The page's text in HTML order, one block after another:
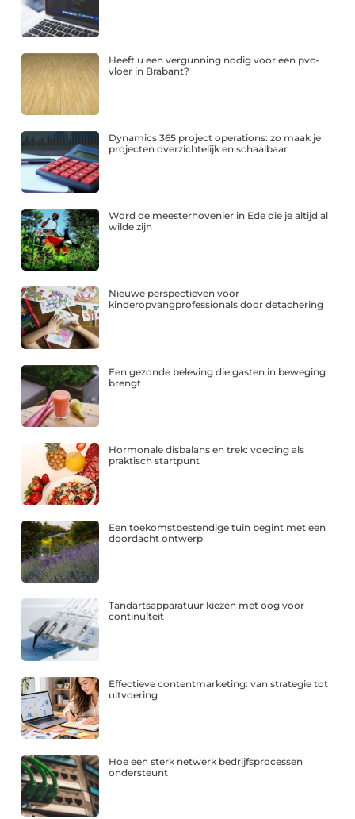
Heeft u een vergunning nodig voor een pvc-
vloer in Brabant?
Dynamics 365 project operations: zo maak je
projecten overzichtelijk en schaalbaar
Word de meesterhovenier in Ede die je altijd al
wilde zijn
Nieuwe perspectieven voor
kinderopvangprofessionals door detachering
Een gezonde beleving die gasten in beweging
brengt
Hormonale disbalans en trek: voeding als
praktisch startpunt
Een toekomstbestendige tuin begint met een
doordacht ontwerp
Tandartsapparatuur kiezen met oog voor
continuïteit
Effectieve contentmarketing: van strategie tot
uitvoering
Hoe een sterk netwerk bedrijfsprocessen
ondersteunt